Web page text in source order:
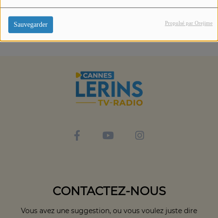
Sauvegarder Propulsé par Orejime
CONTACTEZ-NOUS
Vous avez une suggestion, ou vous voulez juste dire